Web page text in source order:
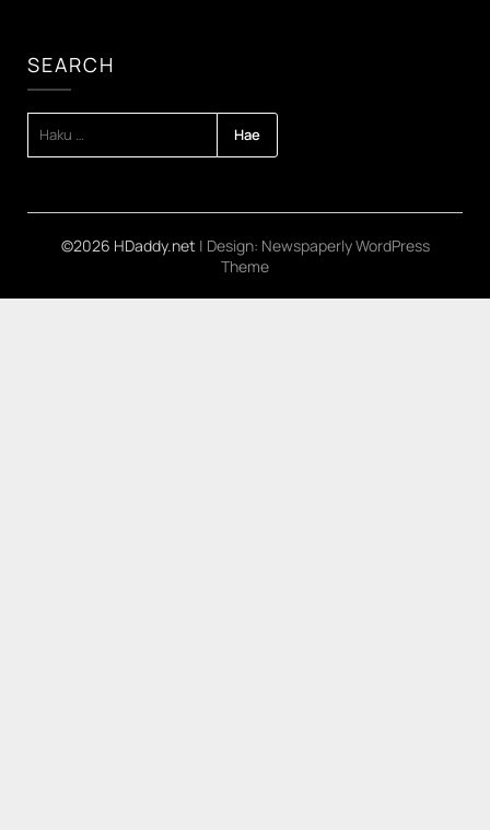
SEARCH
©2026 HDaddy.net | Design: Newspaperly WordPress
Theme